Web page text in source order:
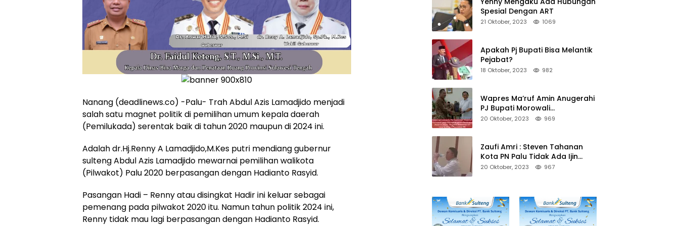
Nanang (deadlinews.co) -Palu- Trah Abdul Azis Lamadjido menjadi
salah satu magnet politik di pemilihan umum kepala daerah
(Pemilukada) serentak baik di tahun 2020 maupun di 2024 ini.
Adalah dr.Hj.Renny A Lamadjido,M.Kes putri mendiang gubernur
sulteng Abdul Azis Lamadjido mewarnai pemilihan walikota
(Pilwakot) Palu 2020 berpasangan dengan Hadianto Rasyid.
Pasangan Hadi – Renny atau disingkat Hadir ini keluar sebagai
pemenang pada pilwakot 2020 itu. Namun tahun politik 2024 ini,
Renny tidak mau lagi berpasangan dengan Hadianto Rasyid.
Spesial Dengan ART
21 Oktober, 2023 1069
Apakah Pj Bupati Bisa Melantik
Pejabat?
18 Oktober, 2023 982
Wapres Ma’ruf Amin Anugerahi
PJ Bupati Morowali
Penghargaan Paritrana Award
20 Oktober, 2023 969
Zaufi Amri : Steven Tahanan
Kota PN Palu Tidak Ada Ijin
Keluar Kota
20 Oktober, 2023 967